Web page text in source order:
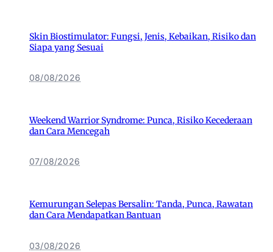
Skin Biostimulator: Fungsi, Jenis, Kebaikan, Risiko dan
Siapa yang Sesuai
08/08/2026
Weekend Warrior Syndrome: Punca, Risiko Kecederaan
dan Cara Mencegah
07/08/2026
Kemurungan Selepas Bersalin: Tanda, Punca, Rawatan
dan Cara Mendapatkan Bantuan
03/08/2026